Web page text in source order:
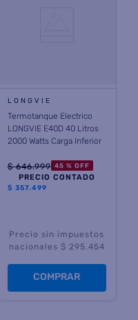
LONGVIE
Termotanque Electrico
LONGVIE E40D 40 Litros
2000 Watts Carga Inferior
$ 646.999 45 % OFF
PRECIO CONTADO
$ 357.499
Precio sin impuestos
nacionales $ 295.454
COMPRAR